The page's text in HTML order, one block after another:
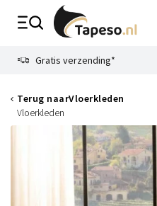
Gratis verzending*
Terug naarVloerkleden
Vloerkleden